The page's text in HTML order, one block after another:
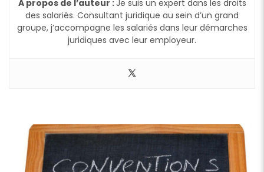
A propos de l’auteur :Je suis un expert dans les droits
des salariés. Consultant juridique au sein d’un grand
groupe, j’accompagne les salariés dans leur démarches
juridiques avec leur employeur.